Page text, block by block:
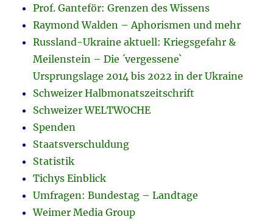
Prof. Ganteför: Grenzen des Wissens
Raymond Walden – Aphorismen und mehr
Russland-Ukraine aktuell: Kriegsgefahr &
Meilenstein – Die ´vergessene`
Ursprungslage 2014 bis 2022 in der Ukraine
Schweizer Halbmonatszeitschrift
Schweizer WELTWOCHE
Spenden
Staatsverschuldung
Statistik
Tichys Einblick
Umfragen: Bundestag – Landtage
Weimer Media Group